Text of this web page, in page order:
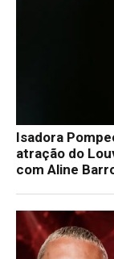
Isadora
atração do
com Aline